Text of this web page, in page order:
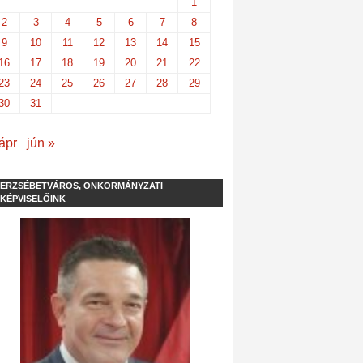
2
3 4 5 6 7
8
9
10 11 12 13 14
15
16
17 18 19 20 21
22
24 25 26 27 28
29
31
jún »
ERZSÉBETVÁROS, ÖNKORMÁNYZATI
KÉPVISELŐINK